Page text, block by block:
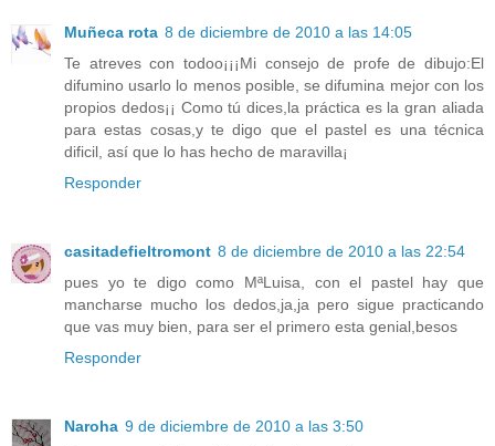
Muñeca rota 8 de diciembre de 2010 a las 14:05
Te atreves con todoo¡¡¡Mi consejo de profe de dibujo:El
difumino usarlo lo menos posible, se difumina mejor con los
propios dedos¡¡ Como tú dices,la práctica es la gran aliada
para estas cosas,y te digo que el pastel es una técnica
dificil, así que lo has hecho de maravilla¡
Responder
casitadefieltromont 8 de diciembre de 2010 a las 22:54
pues yo te digo como MªLuisa, con el pastel hay que
mancharse mucho los dedos,ja,ja pero sigue practicando
que vas muy bien, para ser el primero esta genial,besos
Responder
Naroha 9 de diciembre de 2010 a las 3:50